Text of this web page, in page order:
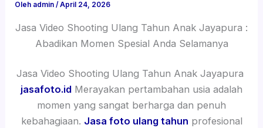
Oleh admin/April 24, 2026
Jasa Video Shooting Ulang Tahun Anak Jayapura :
Abadikan Momen Spesial Anda Selamanya
Jasa Video Shooting Ulang Tahun Anak Jayapura
jasafoto.id Merayakan pertambahan usia adalah
momen yang sangat berharga dan penuh
kebahagiaan. Jasa foto ulang tahun profesional